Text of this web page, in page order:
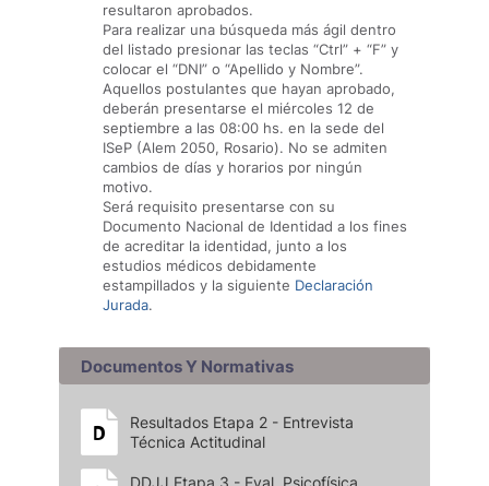
resultaron aprobados.
Para realizar una búsqueda más ágil dentro
del listado presionar las teclas “Ctrl” + “F” y
colocar el “DNI” o “Apellido y Nombre”.
Aquellos postulantes que hayan aprobado,
deberán presentarse el miércoles 12 de
septiembre a las 08:00 hs. en la sede del
ISeP (Alem 2050, Rosario). No se admiten
cambios de días y horarios por ningún
motivo.
Será requisito presentarse con su
Documento Nacional de Identidad a los fines
de acreditar la identidad, junto a los
estudios médicos debidamente
estampillados y la siguiente Declaración
Jurada.
Documentos Y Normativas
Resultados Etapa 2 - Entrevista
Técnica Actitudinal
DDJJ Etapa 3 - Eval. Psicofísica